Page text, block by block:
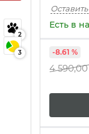
2
3
Есть в
4 590,00
-8.61 %